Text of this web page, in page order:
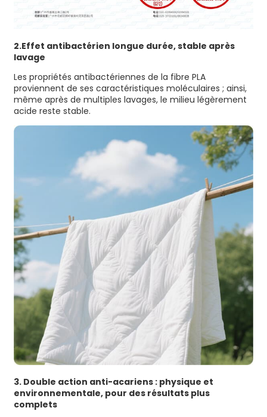
2.Effet antibactérien longue durée, stable après
lavage
Les propriétés antibactériennes de la fibre PLA
proviennent de ses caractéristiques moléculaires ; ainsi,
même après de multiples lavages, le milieu légèrement
acide reste stable.
3. Double action anti-acariens : physique et
environnementale, pour des résultats plus
complets